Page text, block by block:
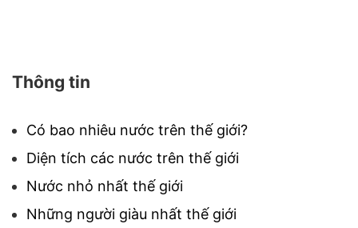
Thông tin
Có bao nhiêu nước trên thế giới?
Diện tích các nước trên thế giới
Nước nhỏ nhất thế giới
Những người giàu nhất thế giới